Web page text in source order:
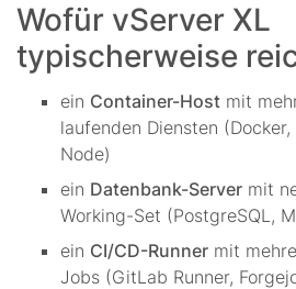
Wofür vServer XL
typischerweise
ein Container-Host mit
laufenden Diensten
Node)
ein Datenbank-Server mit
Working-Set (PostgreSQL,
ein CI/CD-Runner mit
Jobs (GitLab Runner,